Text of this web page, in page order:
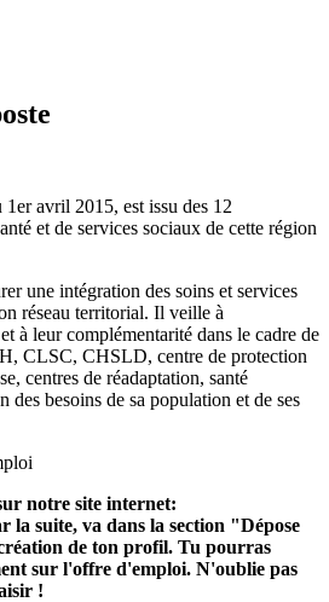
avril 2015, est issu des 12
et de services sociaux de cette région
une intégration des soins et services
réseau territorial. Il veille à
à leur complémentarité dans le cadre de
CLSC, CHSLD, centre de protection
centres de réadaptation, santé
des besoins de sa population et de ses
notre site internet:
la suite, va dans la section "Dépose
de ton profil. Tu pourras
sur l'offre d'emploi. N'oublie pas
!